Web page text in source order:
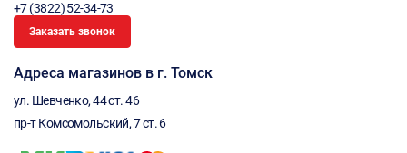
+7 (3822) 52-34-73
Заказать звонок
Адреса магазинов в г. Томск
ул. Шевченко, 44 ст. 46
пр-т Комсомольский, 7 ст. 6